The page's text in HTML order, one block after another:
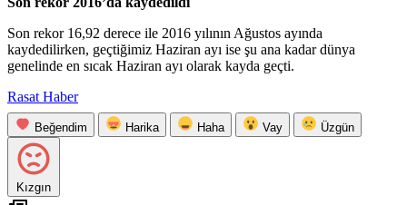
Son rekor 16,92 derece ile 2016 yılının Ağustos ayında
kaydedilirken, geçtiğimiz Haziran ayı ise şu ana kadar dünya
genelinde en sıcak Haziran ayı olarak kayda geçti.
Rasat Haber
Beğendim Harika Haha Vay Üzgün
Kızgın